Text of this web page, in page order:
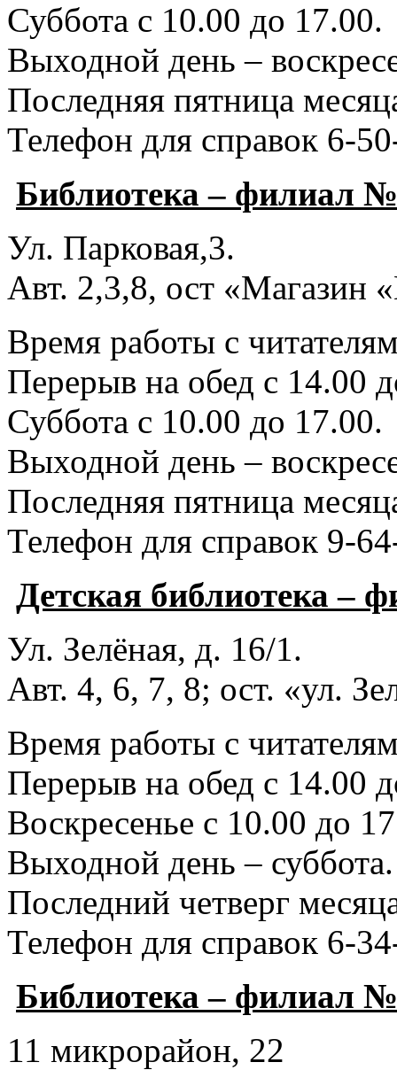
Суббота с 10.00 до 17.00.
Выходной день –
Последняя пятница
Телефон для справок 6-
Библиотека – филиал
Ул. Парковая,3.
Авт. 2,3,8, ост «Магазин
Время работы с
Перерыв на обед с 14.00
Суббота с 10.00 до 17.00.
Выходной день –
Последняя пятница
Телефон для справок 9-
Детская библиотека –
Ул. Зелёная, д. 16/1.
Авт. 4, 6, 7, 8; ост. «ул.
Время работы с
Перерыв на обед с 14.00
Воскресенье с 10.00 до
Выходной день – суббота.
Последний четверг
Телефон для справок 6-
Библиотека – филиал
11 микрорайон, 22